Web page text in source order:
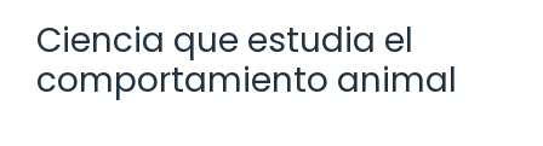
Ciencia que estudia el
comportamiento animal